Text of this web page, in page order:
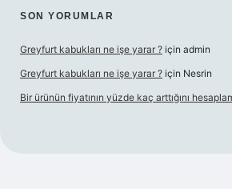
SON YORUMLAR
Greyfurt kabukları ne işe yarar ? için admin
Greyfurt kabukları ne işe yarar ? için Nesrin
Bir ürünün fiyatının yüzde kaç arttığını